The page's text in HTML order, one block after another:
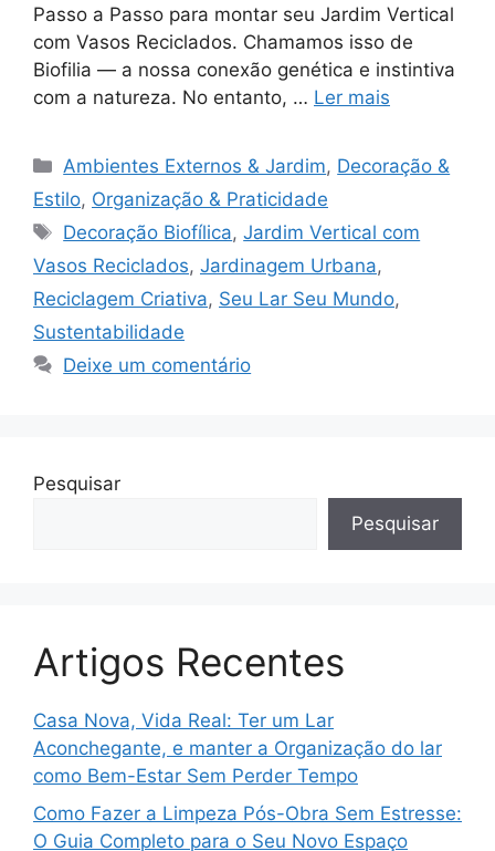
Passo a Passo para montar seu Jardim Vertical
com Vasos Reciclados. Chamamos isso de
Biofilia — a nossa conexão genética e instintiva
com a natureza. No entanto, … Ler mais
Categorias
Ambientes Externos & Jardim, Decoração &
Estilo, Organização & Praticidade
Tags
Decoração Biofílica,Jardim Vertical com
Vasos Reciclados, Jardinagem Urbana,
Reciclagem Criativa, Seu Lar Seu Mundo,
Sustentabilidade
Deixe um comentário
Pesquisar
Pesquisar
Artigos Recentes
Casa Nova, Vida Real: Ter um Lar
Aconchegante, e manter a Organização do lar
como Bem-Estar Sem Perder Tempo
Como Fazer a Limpeza Pós-Obra Sem Estresse:
O Guia Completo para o Seu Novo Espaço